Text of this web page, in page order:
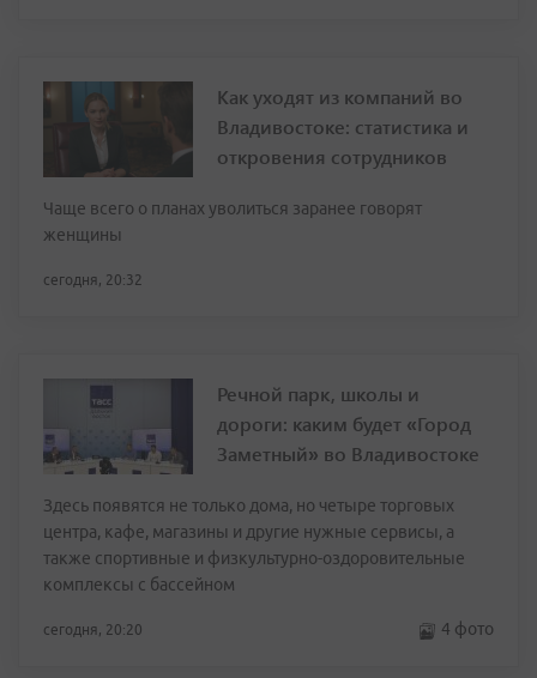
Как уходят из компаний во
Владивостоке: статистика и
откровения сотрудников
Чаще всего о планах уволиться заранее говорят
женщины
сегодня, 20:32
Речной парк, школы и
дороги: каким будет «Город
Заметный» во Владивостоке
Здесь появятся не только дома, но четыре торговых
центра, кафе, магазины и другие нужные сервисы, а
также спортивные и физкультурно-оздоровительные
комплексы с бассейном
сегодня, 20:20 4 фото